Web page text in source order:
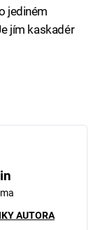
jediném
jím kaskadér
AUTORA